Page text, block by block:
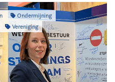
Ondermijning
Vereniging